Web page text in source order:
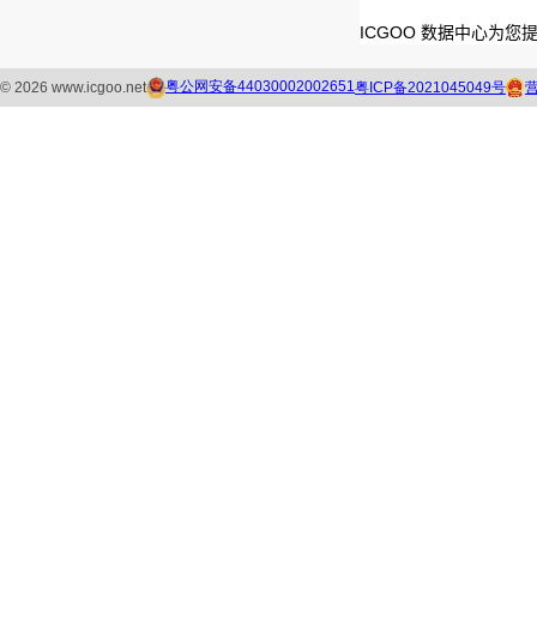
ICGOO 数据中心为您